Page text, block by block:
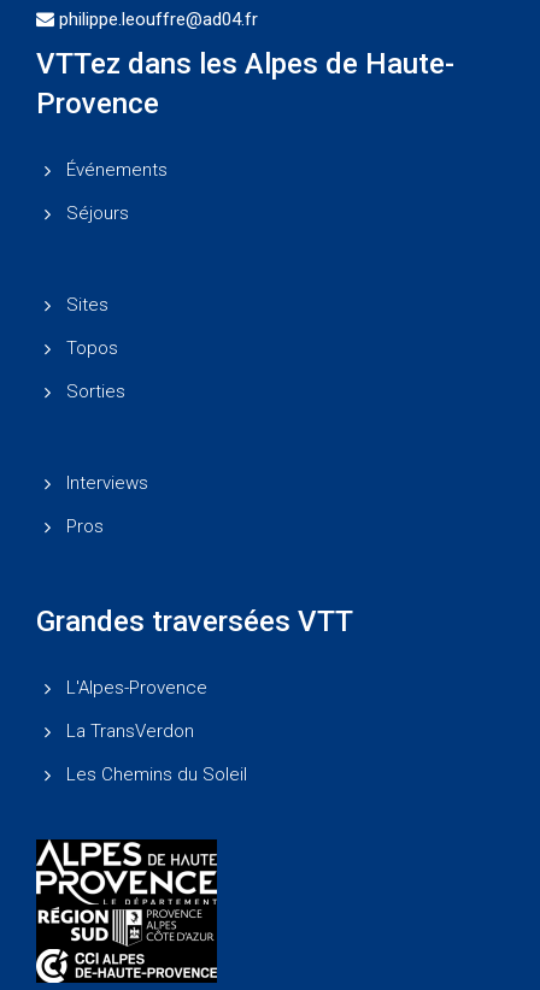
philippe.leouffre@ad04.fr
VTTez dans les Alpes de Haute-
Provence
Événements
Séjours
Sites
Topos
Sorties
Interviews
Pros
Grandes traversées VTT
L'Alpes-Provence
La TransVerdon
Les Chemins du Soleil